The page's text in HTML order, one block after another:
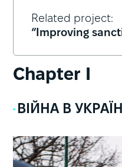
Related project:
“Improving
Chapter I
ВІЙНА В